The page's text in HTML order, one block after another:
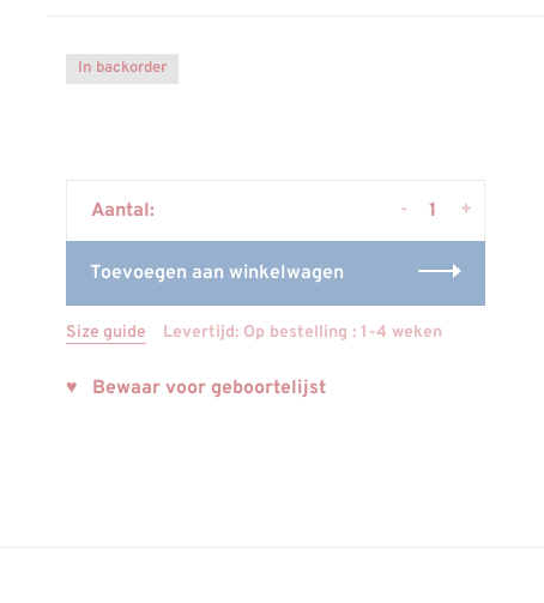
In backorder
Aantal: +
-
Toevoegen aan winkelwagen
Size guide Levertijd: Op bestelling : 1-4 weken
♥ Bewaar voor geboortelijst